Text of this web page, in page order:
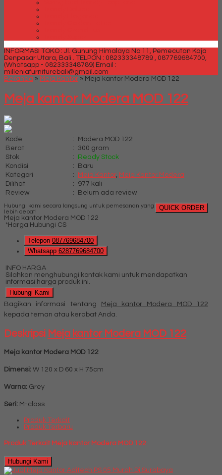
INFORMASI TOKO : Jl. Gunung Himalaya No 11, Pemecutan Kaja
Denpasar Utara, Bali . TELPON : 082333348789 , 087769684700,
(Whatsapp - 082333348789) Email :
milleniafurniturebali@gmail.com
Beranda » Meja Kantor » Meja kantor Modera MOD 122
Meja kantor Modera MOD 122
Kode :
Modera MOD 122
Berat
:
300 gram
Stok
:
Ready Stock
Kondisi
:
Baru
Kategori
: Meja Kantor, Meja Kantor Modera
Dilihat
:
977 kali
Review
: Belum ada review
QUICK ORDER
Hubungi kami secara langsung untuk pemesanan yang
lebih cepat!
Meja kantor Modera MOD 122
*Harga Hubungi CS
Telepon 087769684700
Whatsapp 6287769684700
INFO HARGA
Silahkan menghubungi kontak kami untuk mendapatkan
informasi harga produk ini.
Hubungi Kami
Bagikan informasi tentang Meja kantor Modera MOD 122
kepada teman atau kerabat Anda.
Deskripsi Meja kantor Modera MOD 122
Meja kantor Modera MOD 122
Dimensi: W 120 x D 60 x H 75cm
Warna: Grey
Seri: M-class
Produk Terkait
Produk Terbaru
Produk Terkait Meja kantor Modera MOD 122
Hubungi Kami